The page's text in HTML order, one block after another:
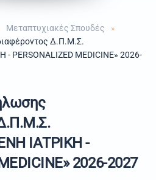
Μεταπτυχιακές Σπουδές
Δ.Π.Μ.Σ.
PERSONALIZED MEDICINE» 2026-
ΙΑΤΡΙΚΗ -
2026-2027